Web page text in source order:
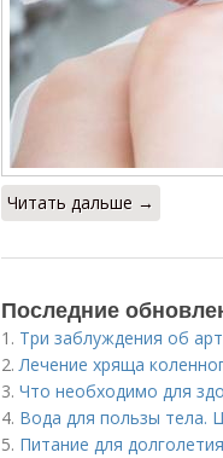
Читать дальше →
Последние
1. Три заблуждения об
2.Лечение хряща
3. Что необходимо для
4. Вода для пользы тела.
5. Питание для